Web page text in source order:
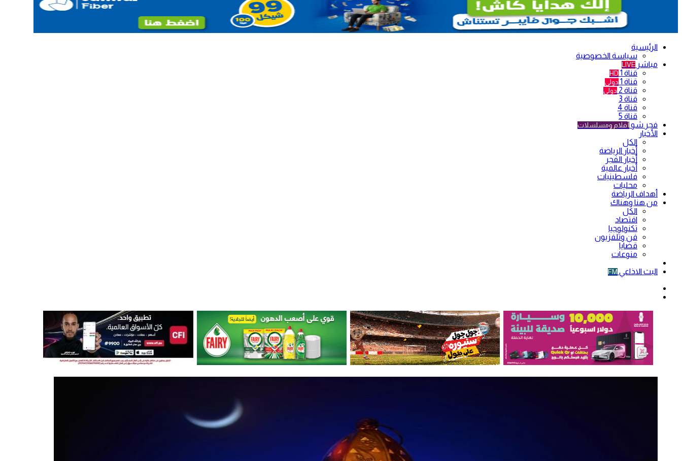
الرئيسية
سياسة الخصوصية
مباشر LIVE
قناة 1 HD
قناة 1 دولي
قناة 2 دولي
قناة 3
قناة 4
قناة 5
فجر شو أفلام ومسلسلات
الأخبار
الكل
أخبار الرياضة
أخبار الفجر
أخبار عالمية
فلسطينيات
محليات
أهداف الرياضة
من هنا وهناك
الكل
اقتصاد
تكنولوجيا
فن وتلفزيون
قضايا
منوعات
البث الاذاعي FM